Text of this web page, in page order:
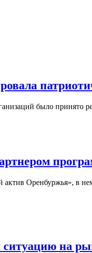
было
Оренбуржья», в
на